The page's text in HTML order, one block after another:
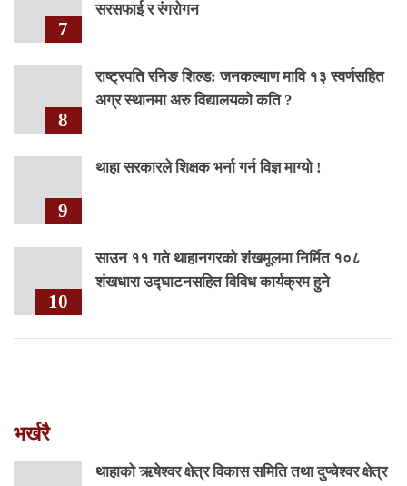
7
सरसफाई र रंगरोगन
8
राष्ट्रपति रनिङ शिल्ड: जनकल्याण मावि १३ स्वर्णसहित
अग्र स्थानमा अरु विद्यालयको कति ?
9
थाहा सरकारले शिक्षक भर्ना गर्न विज्ञ माग्यो !
10
साउन ११ गते थाहानगरको शंखमूलमा निर्मित १०८
शंखधारा उद्घाटनसहित विविध कार्यक्रम हुने
भर्खरै
थाहाको ऋषेश्वर क्षेत्र विकास समिति तथा दुप्चेश्वर क्षेत्र